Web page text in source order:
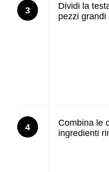
3
Dividi la
pezzi grandi
4
Combina le
ingredienti